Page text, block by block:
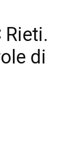
di